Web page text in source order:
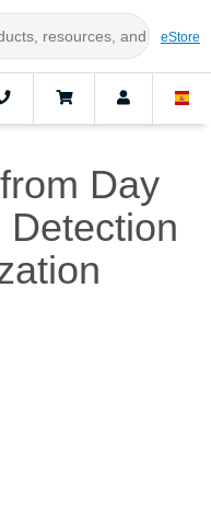
eStore
Day